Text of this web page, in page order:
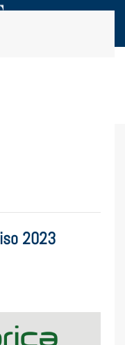
2023